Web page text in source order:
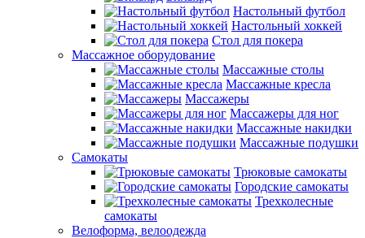
Настольный футбол
Настольный хоккей
Стол для покера
Массажное оборудование
Массажные столы
Массажные кресла
Массажеры
Массажеры для ног
Массажные накидки
Массажные подушки
Самокаты
Трюковые самокаты
Городские самокаты
Трехколесные
самокаты
Велоформа, велоодежда